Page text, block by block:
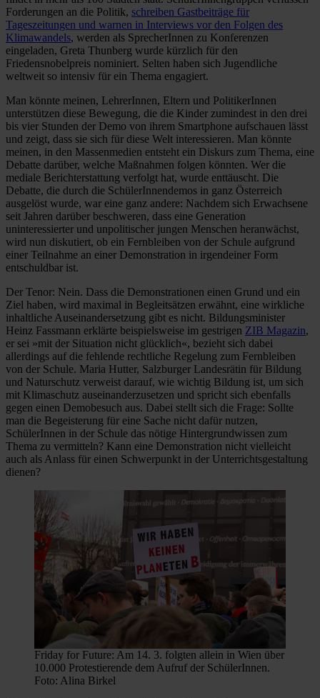
Forderungen an die Politik, schreiben Gastbeiträge für
Tageszeitungen und warnen in Interviews vor den Folgen des
Klimawandels, werden als SprecherInnen zu Konferenzen
eingeladen, Greta Thunberg wurde kürzlich für den
Friedensnobelpreis nominiert. Selten haben sich Jugendliche
weltweit so intensiv für ein Thema engagiert.
Man könnte meinen, LehrerInnen, Eltern und PolitikerInnen
unterstützen diese Bewegung, die die Kinder zumindest in den drei
bis vier Stunden der Demo von ihrem Smartphone aufschauen lässt
und zeigt, dass sie sich für diese Welt interessieren. Man könnte
meinen, in den Massenmedien entsteht ein Diskurs zum Thema, eine
Debatte darüber, welche Maßnahmen folgen könnten. Wer die
mediale Berichterstattung verfolgt hat, wurde enttäuscht. Die
Debatte, die durch die SchülerInnendemos in ganz Österreich
ausgelöst wurde, war eine ganz andere: Nachdem sich Erwachsene
seit Jahren darüber beschweren, dass eine Generation
uninteressierter und unpolitischer jungen Menschen heranwächst,
wird nun diskutiert, ob ein Fernbleiben von der Schule aufgrund
einer Teilnahme an einer Demonstration in irgendeiner Form
entschuldbar ist.
Der Tenor: Nein. Dass die Demonstrationen einen Grund und ein
Ziel haben, wird maximal in Begleitsätzen erwähnt, eine wirkliche
inhaltliche Auseinandersetzung gibt es nicht. Bildungsminister
Heinz Fassmann erklärte beispielsweise im gestrigen ZIB Magazin,
er sei »mit der Situation nicht glücklich«, bezieht sich dabei
allerdings auf die fehlende rechtliche Regelung zum Fernbleiben
von der Schule. Maria Hutter, Salzburger Landesrätin für Bildung
und Naturschutz verweist darauf, wie wichtig Bildung ist, um sich
mit Klimaschutz auseinanderzusetzen und spricht sich ebenfalls
gegen einen Demobesuch aus. Dabei stellt sich die Frage: Sollte
man die Begeisterung für eine Sache nicht dafür nutzen,
SchülerInnen in der Schule das nötige Hintergrundwissen zum
Thema zu vermitteln? Kann eine Demonstration nicht vielleicht
auch als Anlass für einen Schwerpunkt in der Unterrichtsgestaltung
dienen?
Friday for Future: Am 14. 3. folgten allein in Wien über
10.000 Protestierende dem Aufruf der SchülerInnen.
Foto: Alina Birkel